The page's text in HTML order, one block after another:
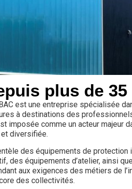
plus de 35
est une entreprise spécialisée
à destinations des
imposée comme un acteur majeur
diversifiée.
des équipements de protection
des équipements d’atelier, ainsi
aux exigences des métiers de
des collectivités.